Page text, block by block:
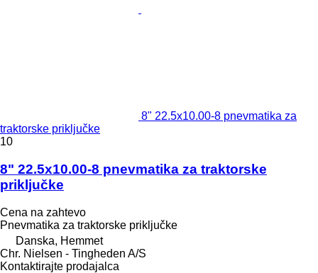
8" 22.5x10.00-8 pnevmatika za
traktorske priključke
10
8" 22.5x10.00-8 pnevmatika za traktorske
priključke
Cena na zahtevo
Pnevmatika za traktorske priključke
Danska, Hemmet
Chr. Nielsen - Tingheden A/S
Kontaktirajte prodajalca